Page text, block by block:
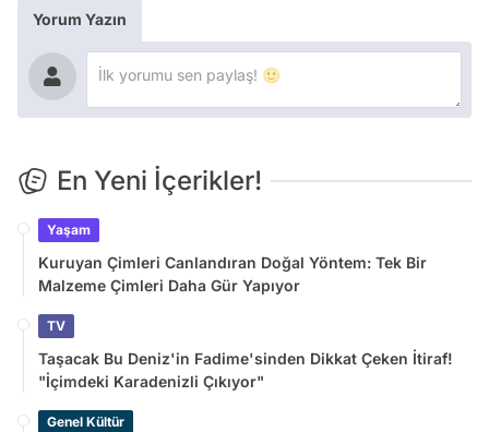
Yorum Yazın
En Yeni İçerikler!
Yaşam
Kuruyan Çimleri Canlandıran Doğal Yöntem: Tek Bir
Malzeme Çimleri Daha Gür Yapıyor
TV
Taşacak Bu Deniz'in Fadime'sinden Dikkat Çeken İtiraf!
"İçimdeki Karadenizli Çıkıyor"
Genel Kültür